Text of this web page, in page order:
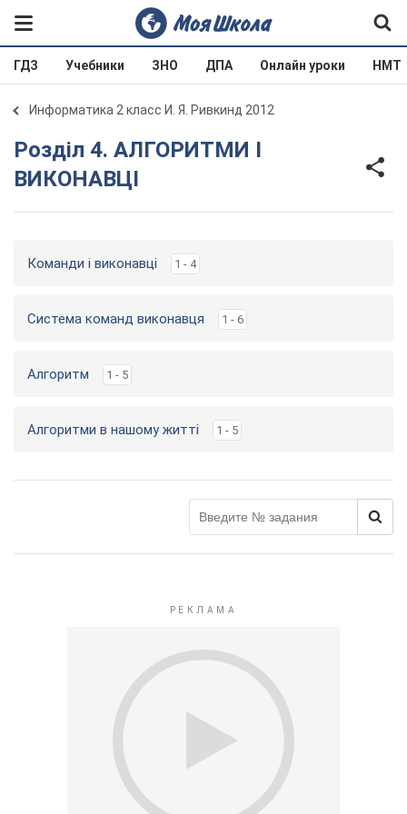
ГДЗ Учебники ЗНО ДПА Онлайн уроки НМТ
Информатика 2 класс И. Я. Ривкинд 2012
Розділ 4. АЛГОРИТМИ І
ВИКОНАВЦІ
Команди і виконавці 1 - 4
Система команд виконавця 1 - 6
Алгоритм 1 - 5
Алгоритми в нашому житті 1 - 5